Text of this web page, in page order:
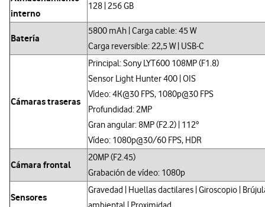
interno
128 | 256 GB
Batería
5800 mAh | Carga cable: 45 W
Carga reversible: 22,5 W | USB-C
Cámaras traseras
Principal: Sony LYT600 108MP (F1.8)
Sensor Light Hunter 400 | OIS
Vídeo: 4K@30 FPS, 1080p@30 FPS
Profundidad: 2MP
Gran angular: 8MP (F2.2) | 112°
Vídeo: 1080p@30/60 FPS, HDR
Cámara frontal
20MP (F2.45)
Grabación de vídeo: 1080p
Sensores
Gravedad | Huellas dactilares | Giroscopio |